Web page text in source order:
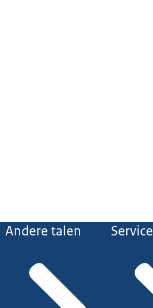
Andere talen Service